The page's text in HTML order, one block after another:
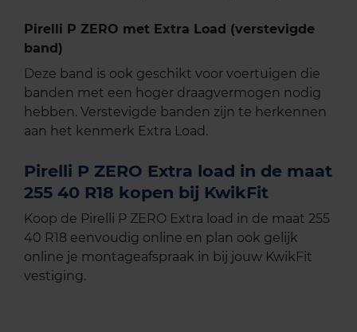
Pirelli P ZERO met Extra Load (verstevigde
band)
Deze band is ook geschikt voor voertuigen die
banden met een hoger draagvermogen nodig
hebben. Verstevigde banden zijn te herkennen
aan het kenmerk Extra Load.
Pirelli P ZERO Extra load in de maat
255 40 R18 kopen bij KwikFit
Koop de Pirelli P ZERO Extra load in de maat 255
40 R18 eenvoudig online en plan ook gelijk
online je montageafspraak in bij jouw KwikFit
vestiging.